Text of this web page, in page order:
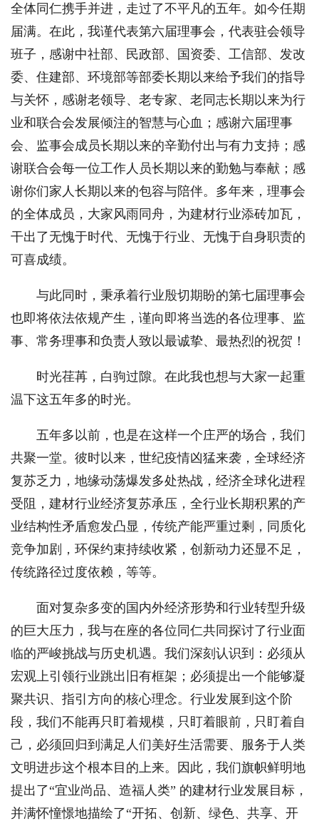
全体同仁携手并进，走过了不平凡的五年。如今任期
届满。在此，我谨代表第六届理事会，代表驻会领导
班子，感谢中社部、民政部、国资委、工信部、发改
委、住建部、环境部等部委长期以来给予我们的指导
与关怀，感谢老领导、老专家、老同志长期以来为行
业和联合会发展倾注的智慧与心血；感谢六届理事
会、监事会成员长期以来的辛勤付出与有力支持；感
谢联合会每一位工作人员长期以来的勤勉与奉献；感
谢你们家人长期以来的包容与陪伴。多年来，理事会
的全体成员，大家风雨同舟，为建材行业添砖加瓦，
干出了无愧于时代、无愧于行业、无愧于自身职责的
可喜成绩。
与此同时，秉承着行业殷切期盼的第七届理事会
也即将依法依规产生，谨向即将当选的各位理事、监
事、常务理事和负责人致以最诚挚、最热烈的祝贺！
时光荏苒，白驹过隙。在此我也想与大家一起重
温下这五年多的时光。
五年多以前，也是在这样一个庄严的场合，我们
共聚一堂。彼时以来，世纪疫情凶猛来袭，全球经济
复苏乏力，地缘动荡爆发多处热战，经济全球化进程
受阻，建材行业经济复苏承压，全行业长期积累的产
业结构性矛盾愈发凸显，传统产能严重过剩，同质化
竞争加剧，环保约束持续收紧，创新动力还显不足，
传统路径过度依赖，等等。
面对复杂多变的国内外经济形势和行业转型升级
的巨大压力，我与在座的各位同仁共同探讨了行业面
临的严峻挑战与历史机遇。我们深刻认识到：必须从
宏观上引领行业跳出旧有框架；必须提出一个能够凝
聚共识、指引方向的核心理念。行业发展到这个阶
段，我们不能再只盯着规模，只盯着眼前，只盯着自
己，必须回归到满足人们美好生活需要、服务于人类
文明进步这个根本目的上来。因此，我们旗帜鲜明地
提出了“宜业尚品、造福人类” 的建材行业发展目标，
并满怀憧憬地描绘了“开拓、创新、绿色、共享、开